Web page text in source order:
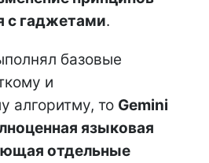
с гаджетами.
базовые
и
алгоритму, то Gemini
языковая
отдельные